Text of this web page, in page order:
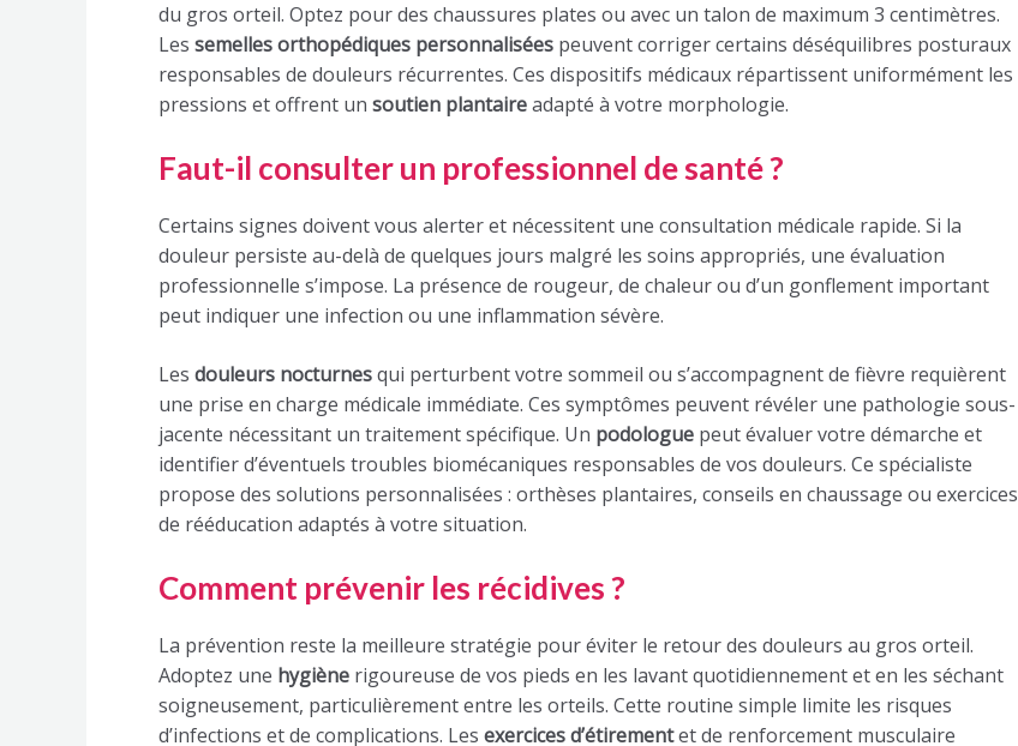
du gros orteil. Optez pour des chaussures plates ou avec un talon de maximum 3 centimètres.
Les semelles orthopédiques personnalisées peuvent corriger certains déséquilibres posturaux
responsables de douleurs récurrentes. Ces dispositifs médicaux répartissent uniformément les
pressions et offrent un soutien plantaireadapté à votre morphologie.
Faut-il consulter un professionnel de santé ?
Certains signes doivent vous alerter et nécessitent une consultation médicale rapide. Si la
douleur persiste au-delà de quelques jours malgré les soins appropriés, une évaluation
professionnelle s’impose. La présence de rougeur, de chaleur ou d’un gonflement important
peut indiquer une infection ou une inflammation sévère.
Les douleurs nocturnesqui perturbent votre sommeil ou s’accompagnent de fièvre requièrent
une prise en charge médicale immédiate. Ces symptômes peuvent révéler une pathologie sous-
jacente nécessitant un traitement spécifique. Un podologue peut évaluer votre démarche et
identifier d’éventuels troubles biomécaniques responsables de vos douleurs. Ce spécialiste
propose des solutions personnalisées : orthèses plantaires, conseils en chaussage ou exercices
de rééducation adaptés à votre situation.
Comment prévenir les récidives ?
La prévention reste la meilleure stratégie pour éviter le retour des douleurs au gros orteil.
Adoptez une hygiène rigoureuse de vos pieds en les lavant quotidiennement et en les séchant
soigneusement, particulièrement entre les orteils. Cette routine simple limite les risques
d’infections et de complications. Les exercices d’étirementet de renforcement musculaire